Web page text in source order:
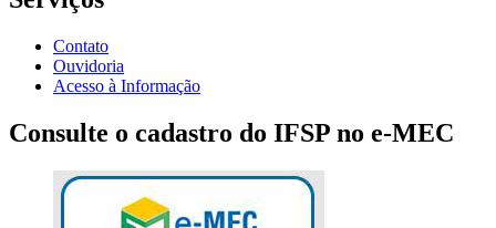
Contato
Ouvidoria
Acesso à Informação
Consulte o cadastro do IFSP no e-MEC